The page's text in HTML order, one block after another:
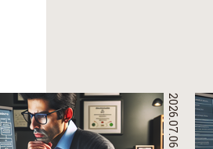
2026.07.06